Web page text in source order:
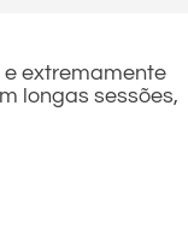
e extremamente
longas sessões,